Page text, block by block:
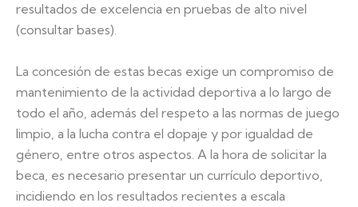
resultados de excelencia en pruebas de alto nivel
(consultar bases).
La concesión de estas becas exige un compromiso de
mantenimiento de la actividad deportiva a lo largo de
todo el año, además del respeto a las normas de juego
limpio, a la lucha contra el dopaje y por igualdad de
género, entre otros aspectos. A la hora de solicitar la
beca, es necesario presentar un currículo deportivo,
incidiendo en los resultados recientes a escala